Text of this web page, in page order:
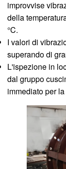
improvvise
della
°C.
I valori di
superando di
L'ispezione in
dal gruppo
immediato per